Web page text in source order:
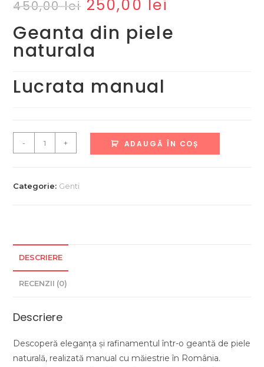
450,00lei inițial
fost:
450,00 lei.
250,00 lei
250,00 lei.
Geanta din piele
naturala
Lucrata manual
Cantitate
Geanta
piele
in
Romania
- + ADAUGĂ ÎN COȘ
Categorie: Genti
DESCRIERE
RECENZII (0)
Descriere
Descoperă eleganța și rafinamentul într-o geantă de piele
naturală, realizată manual cu măiestrie în România.